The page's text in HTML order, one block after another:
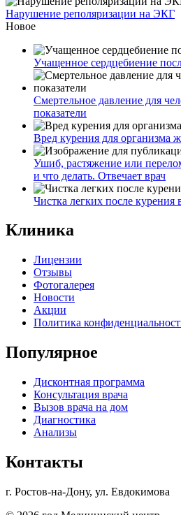
Нарушение реполяризации на ЭКГ
Новое
Учащенное сердцебиение
Смертельное давление для
показатели
Вред курения для организма
Ушиб, растяжение или
и что делать. Отвечает врач
Чистка легких после
Клиника
Лицензии
Отзывы
Фотогалерея
Новости
Акции
Политика
Популярное
Дисконтная программа
Консультация врача
Вызов врача на дом
Диагностика
Анализы
Контакты
г. Ростов-на-Дону, ул. Евдокимова